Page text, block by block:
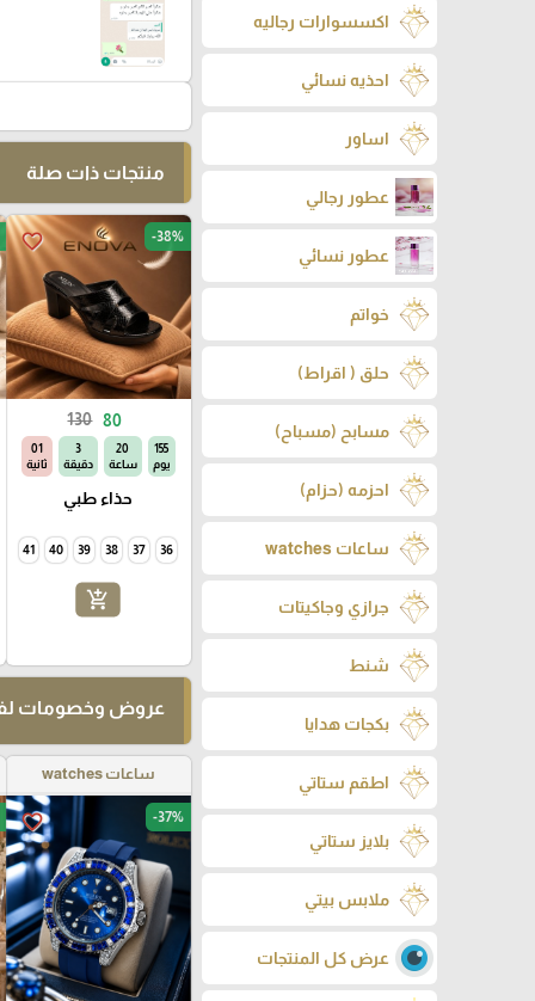
اكسسوارات رجاليه
احذيه نسائي
اساور
عطور رجالي
عطور نسائي
خواتم
حلق ( اقراط)
مسابح (مسباح)
احزمه (حزام)
ساعات watches
جرازي وجاكيتات
شنط
بكجات هدايا
اطقم ستاتي
بلايز ستاتي
ملابس بيتي
عرض كل المنتجات
منتجات ذات صلة
favorite_border -38%
130 80
155
يوم
20
ساعة
3
دقيقة
00
ثانية
حذاء طبي
36
37
38
39
40
41
add_shopping_cart
عروض وخصومات
ساعات watches
favorite_border -37%